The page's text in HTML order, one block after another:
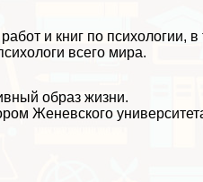
и книг по психологии, в
всего мира.
образ жизни.
Женевского